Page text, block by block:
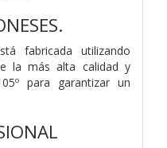
fabricada utilizando
la más alta calidad y
para garantizar un